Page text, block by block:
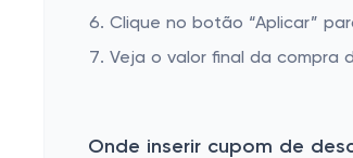
Clique no botão “Aplicar”
Veja o valor final da compra
Onde inserir cupom de